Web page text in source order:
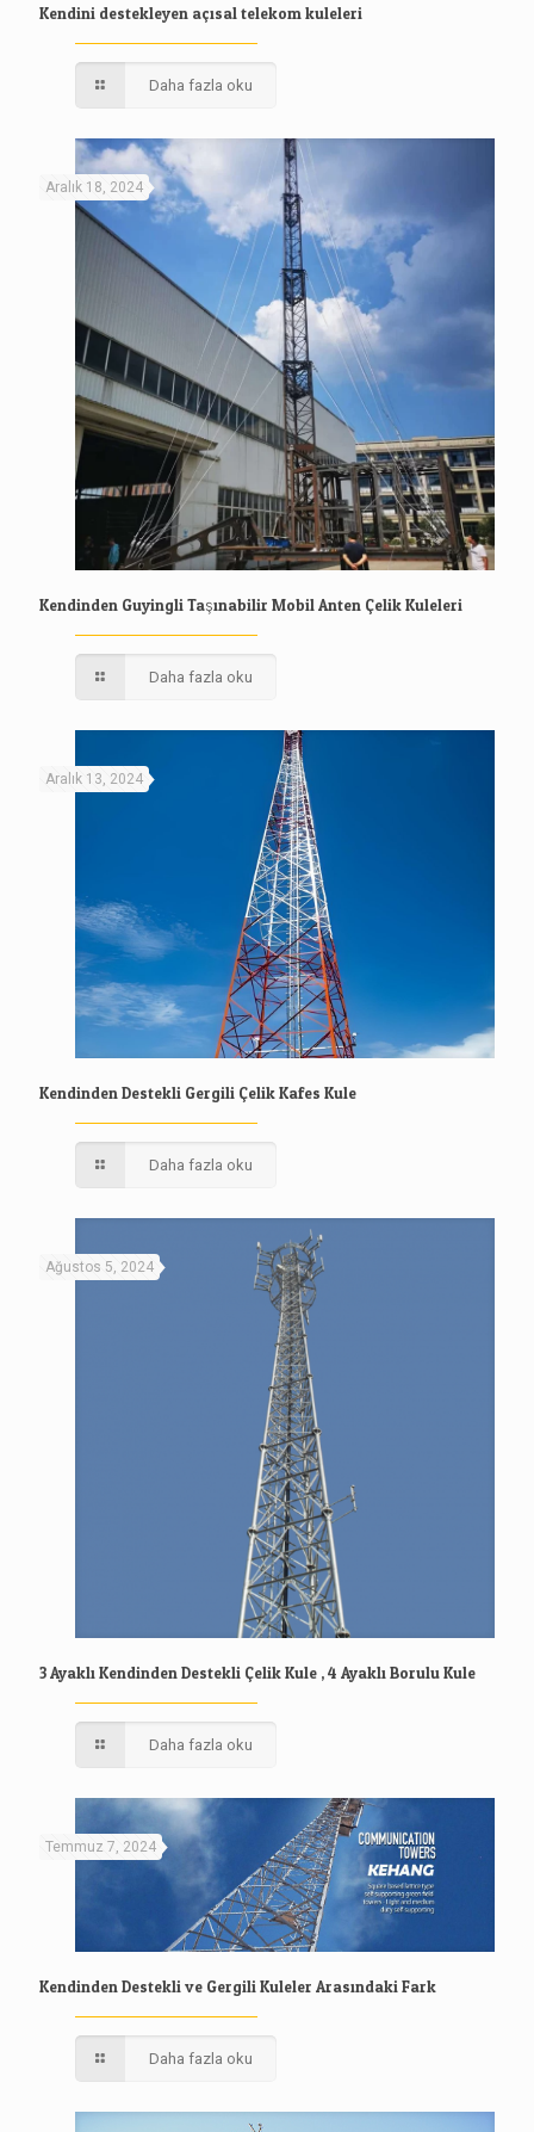
Kendini destekleyen açısal telekom kuleleri
Daha fazla oku
Aralık 18, 2024
Kendinden Guyingli Taşınabilir Mobil Anten Çelik Kuleleri
Daha fazla oku
Aralık 13, 2024
Kendinden Destekli Gergili Çelik Kafes Kule
Daha fazla oku
Ağustos 5, 2024
3 Ayaklı Kendinden Destekli Çelik Kule , 4 Ayaklı Borulu Kule
Daha fazla oku
Temmuz 7, 2024
Kendinden Destekli ve Gergili Kuleler Arasındaki Fark
Daha fazla oku